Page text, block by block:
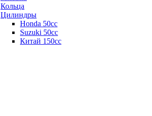
Кольца
Цилиндры
Honda 50сс
Suzuki 50cc
Китай 150сс